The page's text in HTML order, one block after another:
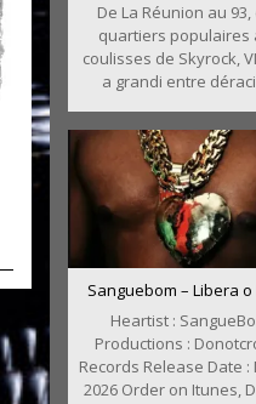
De La Réunion au 93,
quartiers populaires
coulisses de Skyrock,
a grandi entre
Sanguebom – Libera o
Heartist :
Productions :
Records Release Date :
2026 Order on Itunes,